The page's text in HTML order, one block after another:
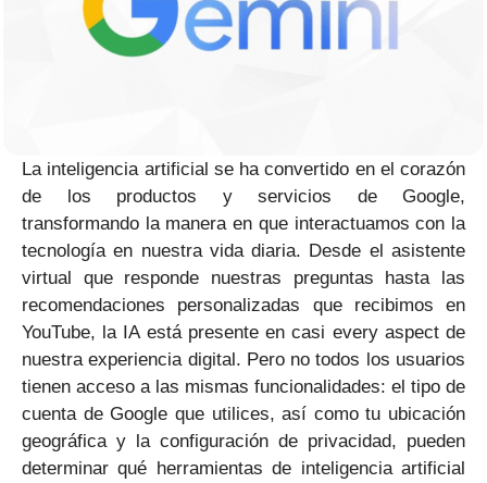
La inteligencia artificial se ha convertido en el corazón
de los productos y servicios de Google,
transformando la manera en que interactuamos con la
tecnología en nuestra vida diaria. Desde el asistente
virtual que responde nuestras preguntas hasta las
recomendaciones personalizadas que recibimos en
YouTube, la IA está presente en casi every aspect de
nuestra experiencia digital. Pero no todos los usuarios
tienen acceso a las mismas funcionalidades: el tipo de
cuenta de Google que utilices, así como tu ubicación
geográfica y la configuración de privacidad, pueden
determinar qué herramientas de inteligencia artificial